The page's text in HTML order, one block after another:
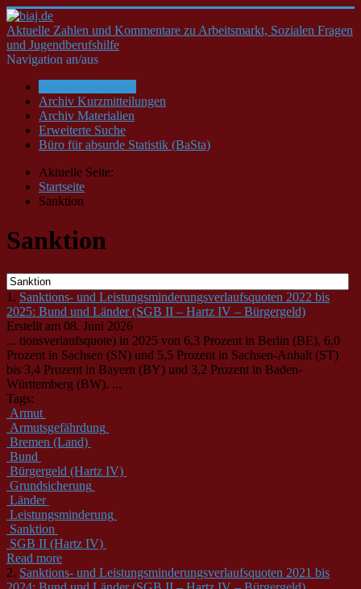
Aktuelle Zahlen und Kommentare zu Arbeitsmarkt, Sozialen Fragen
und Jugendberufshilfe
Navigation an/aus
Archiv Kurzmitteilungen
Archiv Materialien
Erweiterte Suche
Büro für absurde Statistik (BaSta)
Aktuelle Seite:
Startseite
Sanktion
Sanktion
1. Sanktions- und Leistungsminderungsverlaufsquoten 2022 bis
2025: Bund und Länder (SGB II – Hartz IV – Bürgergeld)
Erstellt am 08. Juni 2026
... tionsverlaufsquote) in 2025 von 6,3 Prozent in Berlin (BE), 6,0
Prozent in Sachsen (SN) und 5,5 Prozent in Sachsen-Anhalt (ST)
bis 3,4 Prozent in Bayern (BY) und 3,2 Prozent in Baden-
Württemberg (BW). ...
Tags:
Armut
Armutsgefährdung
Bremen (Land)
Bund
Bürgergeld (Hartz IV)
Grundsicherung
Länder
Leistungsminderung
Sanktion
SGB II (Hartz IV)
Read more
2. Sanktions- und Leistungsminderungsverlaufsquoten 2021 bis